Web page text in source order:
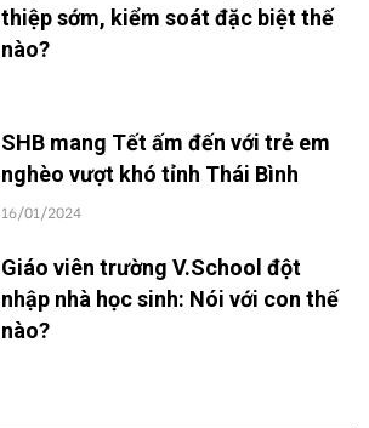
thiệp sớm, kiểm soát đặc biệt thế
nào?
SHB mang Tết ấm đến với trẻ em
nghèo vượt khó tỉnh Thái Bình
16/01/2024
Giáo viên trường V.School đột
nhập nhà học sinh: Nói với con thế
nào?